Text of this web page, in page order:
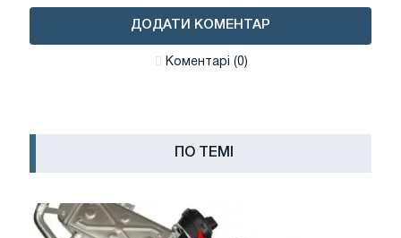
ДОДАТИ КОМЕНТАР
Коментарі (0)
ПО ТЕМІ